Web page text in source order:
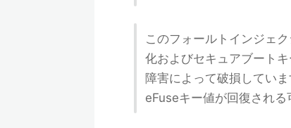
このフォールトインジェ
化およびセキュアブート
障害によって破損してい
eFuseキー値が回復される